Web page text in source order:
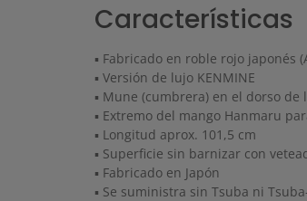
Características
▪ Fabricado en roble rojo japonés
▪ Versión de lujo KENMINE
▪ Mune (cumbrera) en el dorso de
▪ Extremo del mango Hanmaru
▪ Longitud aprox. 101,5 cm
▪ Superficie sin barnizar con
▪ Fabricado en Japón
▪ Se suministra sin Tsuba ni